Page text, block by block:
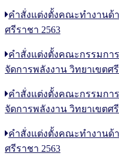
คำสั่งแต่งตั้งคณะทำงานด้
ศรีราชา 2563
คำสั่งแต่งตั้งคณะกรรมกา
จัดการพลังงาน วิทยาเขตศ
คำสั่งแต่งตั้งคณะกรรมกา
จัดการพลังงาน วิทยาเขตศ
คำสั่งแต่งตั้งคณะทำงานด้
ศรีราชา 2563